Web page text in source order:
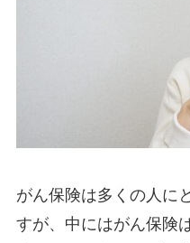
がん保険は多くの人に
すが、中にはがん保険